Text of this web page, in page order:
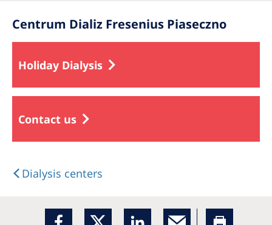
Centrum Dializ Fresenius Piaseczno
Holiday Dialysis
Contact us
Dialysis centers